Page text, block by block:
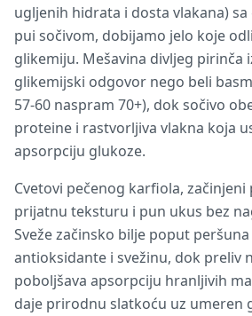
ugljenih hidrata i dosta vlakana)
pui sočivom, dobijamo jelo koje
glikemiju. Mešavina divljeg pirinča
glikemijski odgovor nego beli
57-60 naspram 70+), dok sočivo
proteine i rastvorljiva vlakna koja
apsorpciju glukoze.
Cvetovi pečenog karfiola,
prijatnu teksturu i pun ukus bez
Sveže začinsko bilje poput
antioksidante i svežinu, dok preliv
poboljšava apsorpciju hranljivih
daje prirodnu slatkoću uz umeren